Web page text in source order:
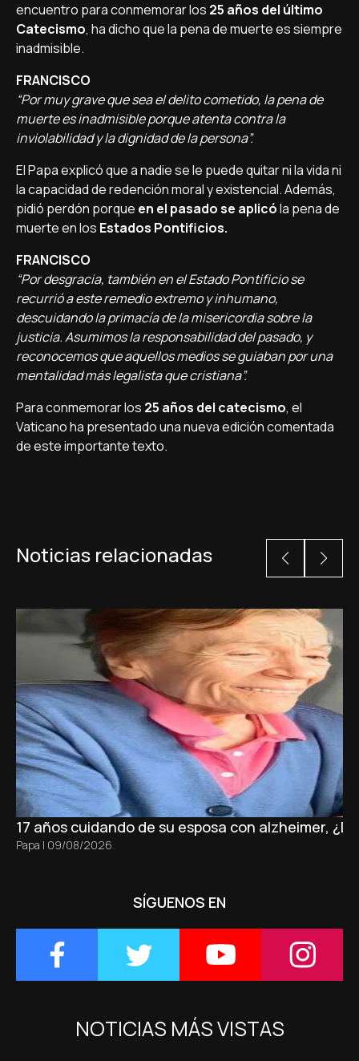
encuentro para conmemorar los 25 años del último
Catecismo, ha dicho que la pena de muerte es siempre
inadmisible.
FRANCISCO
“Por muy grave que sea el delito cometido, la pena de
muerte es inadmisible porque atenta contra la
inviolabilidad y la dignidad de la persona”.
El Papa explicó que a nadie se le puede quitar ni la vida ni
la capacidad de redención moral y existencial. Además,
pidió perdón porque en el pasado se aplicóla pena de
muerte en los Estados Pontificios.
FRANCISCO
“Por desgracia, también en el Estado Pontificio se
recurrió a este remedio extremo y inhumano,
descuidando la primacía de la misericordia sobre la
justicia. Asumimos la responsabilidad del pasado, y
reconocemos que aquellos medios se guiaban por una
mentalidad más legalista que cristiana”.
Para conmemorar los 25 años del catecismo, el
Vaticano ha presentado una nueva edición comentada
de este importante texto.
Noticias relacionadas
17 años cuidando de su esposa con alzheimer,
Papa | 09/08/2026
SÍGUENOS EN
NOTICIAS MÁS VISTAS